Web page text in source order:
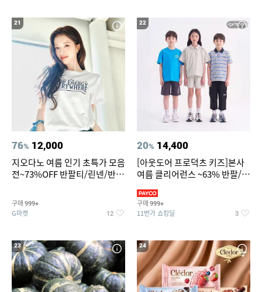
21
76% 12,000
지오다노 여름 인기 초특가 모음
전~73%OFF 반팔티/린넨/반바
구매 999+
G마켓 12
22
20% 14,400
[아웃도어 프로덕츠 키즈]본사
여름 클리어런스 ~63% 반팔/반
구매 999+
11번가 쇼킹딜 3
23 24